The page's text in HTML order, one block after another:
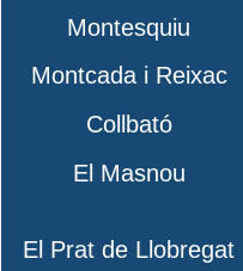
Montesquiu
Montcada i Reixac
Collbató
El Masnou
El Prat de Llobregat